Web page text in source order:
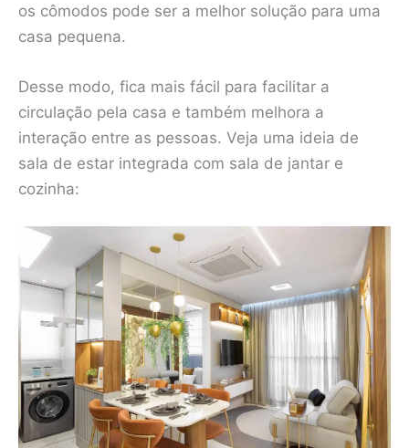
os cômodos pode ser a melhor solução para uma
casa pequena.
Desse modo, fica mais fácil para facilitar a
circulação pela casa e também melhora a
interação entre as pessoas. Veja uma ideia de
sala de estar integrada com sala de jantar e
cozinha: